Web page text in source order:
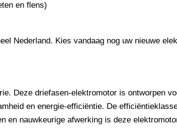
en flens)
Nederland. Kies vandaag nog uw nieuwe
Deze driefasen-elektromotor is ontworpen
en energie-efficiëntie. De
en nauwkeurige afwerking is deze